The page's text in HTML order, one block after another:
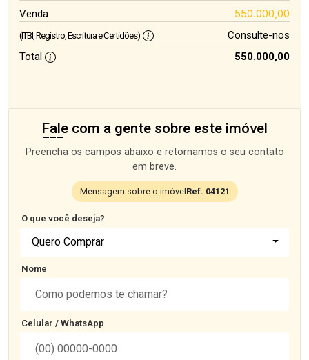
Venda 550.000,00
(ITBI, Registro, Escritura e Certidões)
Consulte-nos
Total
550.000,00
Fale com a gente sobre este imóvel
Preencha os campos abaixo e retornamos o seu contato
em breve.
Mensagem sobre o imóvelRef. 04121
O que você deseja?
Quero Comprar
Nome
Celular / WhatsApp